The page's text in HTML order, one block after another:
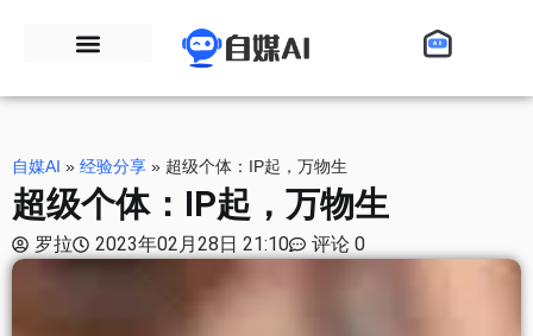
自媒AI » 经验分享 » 超级个体：IP起，万物生
超级个体：IP起，万物生
罗拉 2023年02月28日 21:10 评论 0